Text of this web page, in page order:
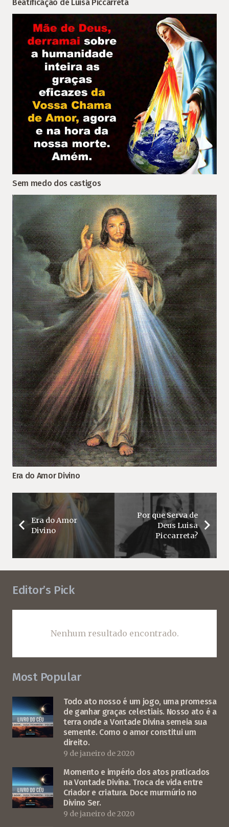
Beatificação de Luisa Piccarreta
Sem medo dos castigos
Era do Amor Divino
Era do Amor
Divino
Por que Serva de
Deus Luisa
Piccarreta?
Editor’s Pick
Nenhum resultado encontrado.
Most Popular
Todo ato nosso é um jogo, uma promessa
de ganhar graças celestiais. Nosso ato é a
terra onde a Vontade Divina semeia sua
semente. Como o amor constitui um
direito.
9 de janeiro de 2020
Momento e império dos atos praticados
na Vontade Divina. Troca de vida entre
Criador e criatura. Doce murmúrio no
Divino Ser.
9 de janeiro de 2020